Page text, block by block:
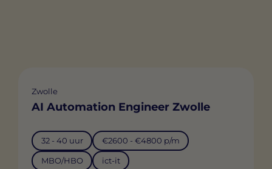
Zwolle
AI Automation Engineer Zwolle
32 - 40 uur €2600 - €4800 p/m
MBO/HBO ict-it